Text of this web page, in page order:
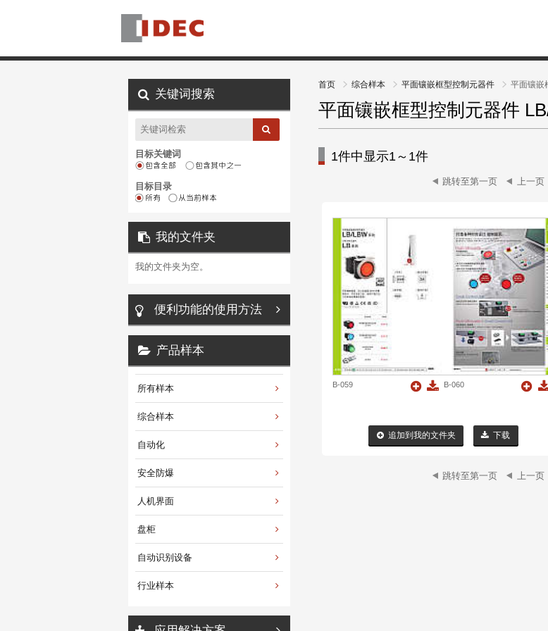
首页 综合样本 平面镶嵌框型控制元器件 平面镶嵌
平面镶嵌框型控制元器件
1件中显示1～1件
B-059 B-060
追加到我的文件夹 下载
关键词搜索
目标关键词
目标目录
我的文件夹
我的文件夹为空。
便利功能的使用方法
产品样本
所有样本
综合样本
自动化
安全防爆
人机界面
盘柜
自动识别设备
行业样本